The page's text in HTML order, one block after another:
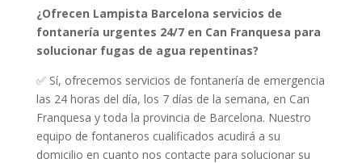
¿Ofrecen Lampista Barcelona servicios de
fontanería urgentes 24/7 en Can Franquesa para
solucionar fugas de agua repentinas?
✅ Sí, ofrecemos servicios de fontanería de emergencia
las 24 horas del día, los 7 días de la semana, en Can
Franquesa y toda la provincia de Barcelona. Nuestro
equipo de fontaneros cualificados acudirá a su
domicilio en cuanto nos contacte para solucionar su